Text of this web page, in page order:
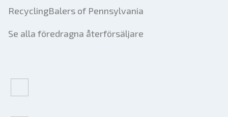
RecyclingBalers of Pennsylvania
Se alla föredragna återförsäljare